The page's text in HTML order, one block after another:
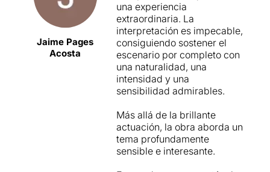
Jaime Pages
Acosta
una experiencia
extraordinaria. La
interpretación es impecable,
consiguiendo sostener el
escenario por completo con
una naturalidad, una
intensidad y una
sensibilidad admirables.
Más allá de la brillante
actuación, la obra aborda un
tema profundamente
sensible e interesante.